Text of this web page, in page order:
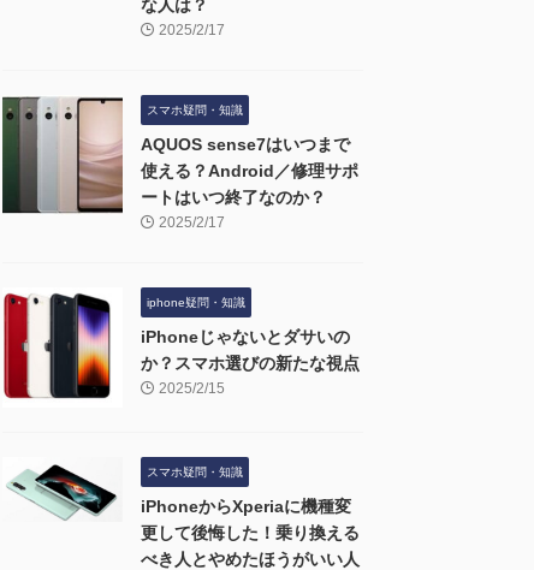
な人は？
2025/2/17
スマホ疑問・知識
AQUOS sense7はいつまで
使える？Android／修理サポ
ートはいつ終了なのか？
2025/2/17
iphone疑問・知識
iPhoneじゃないとダサいの
か？スマホ選びの新たな視点
2025/2/15
スマホ疑問・知識
iPhoneからXperiaに機種変
更して後悔した！乗り換える
べき人とやめたほうがいい人